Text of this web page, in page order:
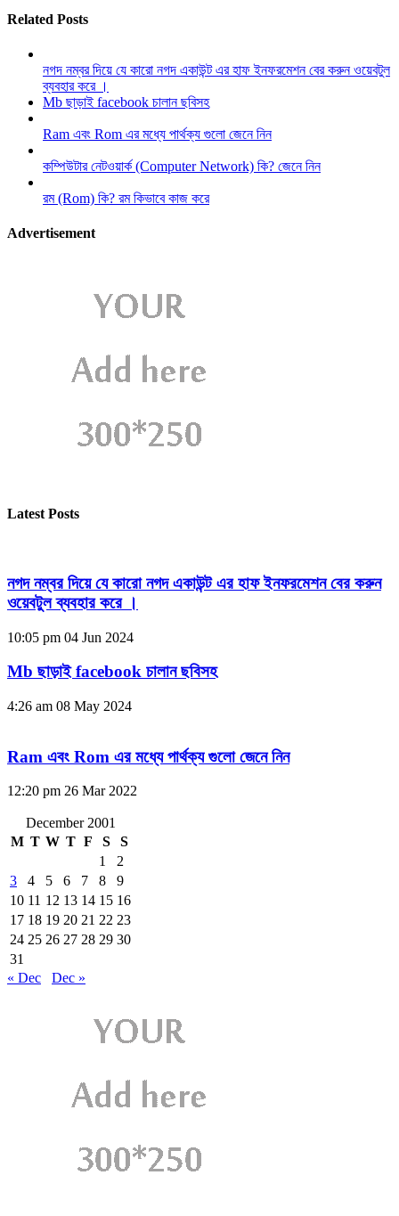
Related Posts
নগদ নম্বর দিয়ে যে কারো নগদ একাউন্ট এর হাফ ইনফরমেশন বের করুন ওয়েবটুল
ব্যবহার করে ।
Mb ছাড়াই facebook চালান ছবিসহ
Ram এবং Rom এর মধ্যে পার্থক্য গুলো জেনে নিন
কম্পিউটার নেটওয়ার্ক (Computer Network) কি? জেনে নিন
রম (Rom) কি? রম কিভাবে কাজ করে
Advertisement
Latest Posts
নগদ নম্বর দিয়ে যে কারো নগদ একাউন্ট এর হাফ ইনফরমেশন বের করুন
ওয়েবটুল ব্যবহার করে ।
10:05 pm 04 Jun 2024
Mb ছাড়াই facebook চালান ছবিসহ
4:26 am 08 May 2024
Ram এবং Rom এর মধ্যে পার্থক্য গুলো জেনে নিন
12:20 pm 26 Mar 2022
December 2001
M T W T F S
S
1
2
3
4 5 6 7 8
9
10 11 12 13 14 15 16
17 18 19 20 21 22 23
24 25 26 27 28 29 30
31
« Dec
Dec »